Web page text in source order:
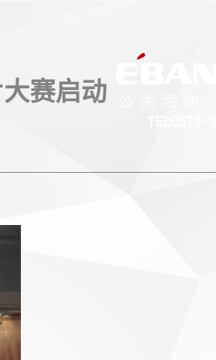
赛启动